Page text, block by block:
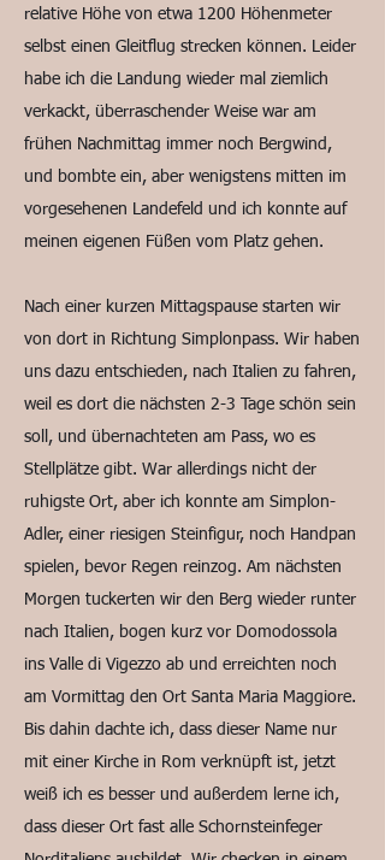
relative Höhe von etwa 1200 Höhenmeter
selbst einen Gleitflug strecken können. Leider
habe ich die Landung wieder mal ziemlich
verkackt, überraschender Weise war am
frühen Nachmittag immer noch Bergwind,
und bombte ein, aber wenigstens mitten im
vorgesehenen Landefeld und ich konnte auf
meinen eigenen Füßen vom Platz gehen.
Nach einer kurzen Mittagspause starten wir
von dort in Richtung Simplonpass. Wir haben
uns dazu entschieden, nach Italien zu fahren,
weil es dort die nächsten 2-3 Tage schön sein
soll, und übernachteten am Pass, wo es
Stellplätze gibt. War allerdings nicht der
ruhigste Ort, aber ich konnte am Simplon-
Adler, einer riesigen Steinfigur, noch Handpan
spielen, bevor Regen reinzog. Am nächsten
Morgen tuckerten wir den Berg wieder runter
nach Italien, bogen kurz vor Domodossola
ins Valle di Vigezzo ab und erreichten noch
am Vormittag den Ort Santa Maria Maggiore.
Bis dahin dachte ich, dass dieser Name nur
mit einer Kirche in Rom verknüpft ist, jetzt
weiß ich es besser und außerdem lerne ich,
dass dieser Ort fast alle Schornsteinfeger